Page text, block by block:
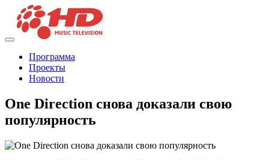
Программа
Проекты
Новости
One Direction снова доказали свою
популярность